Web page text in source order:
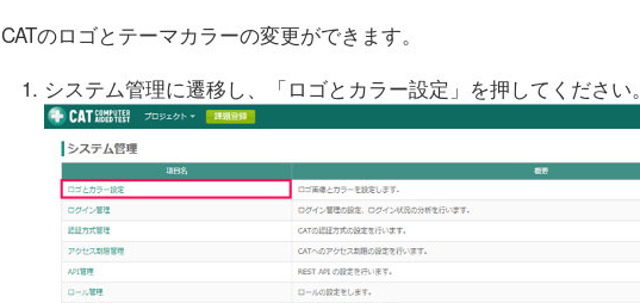
CATのロゴとテーマカラーの変更ができます。
システム管理に遷移し、「ロゴとカラー設定」を押してください。